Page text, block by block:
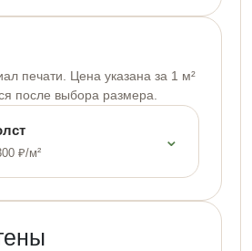
печати. Цена указана за 1 м²
после выбора размера.
₽/м²
⌄